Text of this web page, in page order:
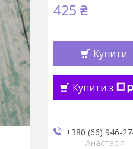
425 ₴
Купити
Купити з
+380 (66) 946-
Анастасія